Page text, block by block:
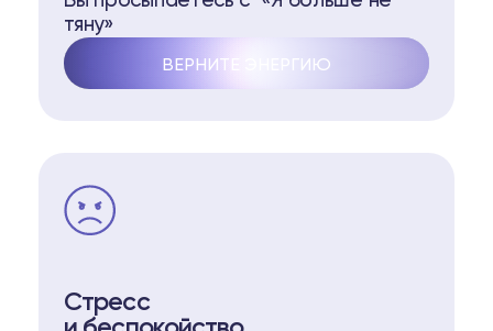
тяну»
ВЕРНИТЕ ЭНЕРГИЮ
Стресс